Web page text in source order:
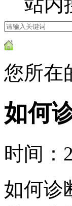
您所在
如何
时间
如何诊